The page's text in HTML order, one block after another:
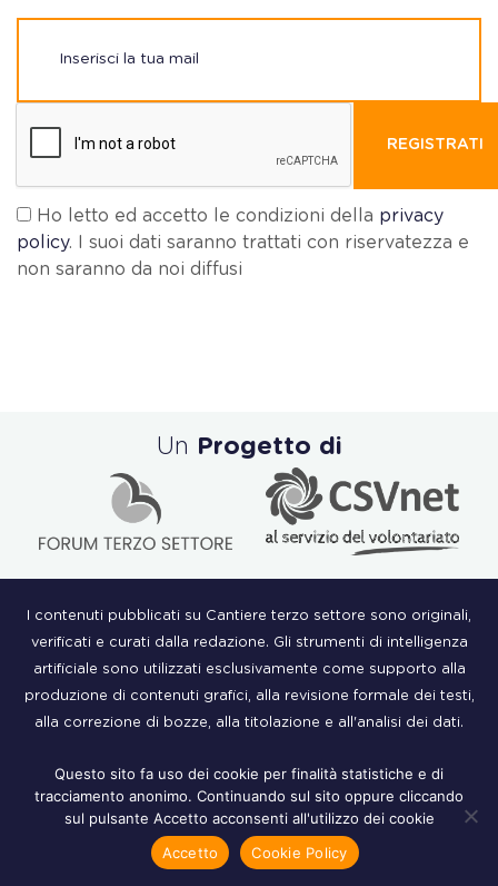
REGISTRATI
Ho letto ed accetto le condizioni della privacy
policy. I suoi dati saranno trattati con riservatezza e
non saranno da noi diffusi
Un Progetto di
I contenuti pubblicati su Cantiere terzo settore sono originali,
verificati e curati dalla redazione. Gli strumenti di intelligenza
artificiale sono utilizzati esclusivamente come supporto alla
produzione di contenuti grafici, alla revisione formale dei testi,
alla correzione di bozze, alla titolazione e all'analisi dei dati.
CHI SIAMO
COS'È IL TERZO SETTORE
Questo sito fa uso dei cookie per finalità statistiche e di
tracciamento anonimo. Continuando sul sito oppure cliccando
sul pulsante Accetto acconsenti all'utilizzo dei cookie
Accetto
Cookie Policy